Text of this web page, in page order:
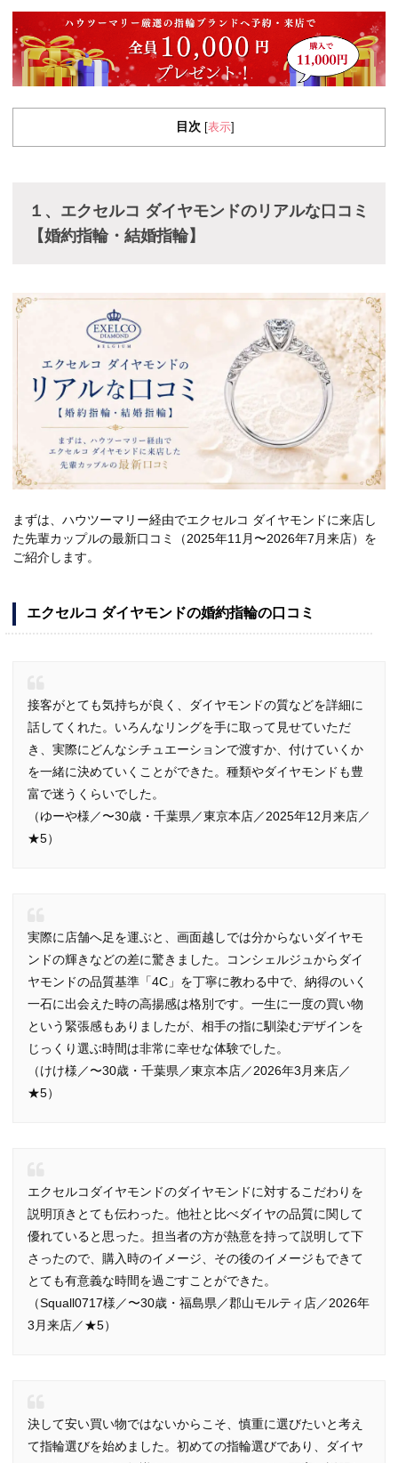
目次 表示
１、エクセルコ ダイヤモンドのリアルな口コミ
【婚約指輪・結婚指輪】
まずは、ハウツーマリー経由でエクセルコ ダイヤモンドに来店し
た先輩カップルの最新口コミ（2025年11月〜2026年7月来店）を
ご紹介します。
エクセルコ ダイヤモンドの婚約指輪の口コミ
接客がとても気持ちが良く、ダイヤモンドの質などを詳細に
話してくれた。いろんなリングを手に取って見せていただ
き、実際にどんなシチュエーションで渡すか、付けていくか
を一緒に決めていくことができた。種類やダイヤモンドも豊
富で迷うくらいでした。
（ゆーや様／〜30歳・千葉県／東京本店／2025年12月来店／
★5）
実際に店舗へ足を運ぶと、画面越しでは分からないダイヤモ
ンドの輝きなどの差に驚きました。コンシェルジュからダイ
ヤモンドの品質基準「4C」を丁寧に教わる中で、納得のいく
一石に出会えた時の高揚感は格別です。一生に一度の買い物
という緊張感もありましたが、相手の指に馴染むデザインを
じっくり選ぶ時間は非常に幸せな体験でした。
（けけ様／〜30歳・千葉県／東京本店／2026年3月来店／
★5）
エクセルコダイヤモンドのダイヤモンドに対するこだわりを
説明頂きとても伝わった。他社と比べダイヤの品質に関して
優れていると思った。担当者の方が熱意を持って説明して下
さったので、購入時のイメージ、その後のイメージもできて
とても有意義な時間を過ごすことができた。
（Squall0717様／〜30歳・福島県／郡山モルティ店／2026年
3月来店／★5）
決して安い買い物ではないからこそ、慎重に選びたいと考え
て指輪選びを始めました。初めての指輪選びであり、ダイヤ